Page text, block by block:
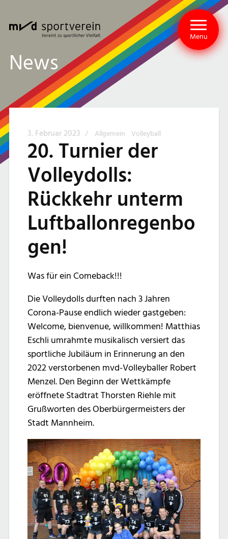
Menu
News
3. Februar 2023 / Allgemein Volleyball
20. Turnier der
Volleydolls:
Rückkehr unterm
Luftballonregenbo
gen!
Was für ein Comeback!!!
Die Volleydolls durften nach 3 Jahren
Corona-Pause endlich wieder gastgeben:
Welcome, bienvenue, willkommen! Matthias
Eschli umrahmte musikalisch versiert das
sportliche Jubiläum in Erinnerung an den
2022 verstorbenen mvd-Volleyballer Robert
Menzel. Den Beginn der Wettkämpfe
eröffnete Stadtrat Thorsten Riehle mit
Grußworten des Oberbürgermeisters der
Stadt Mannheim.